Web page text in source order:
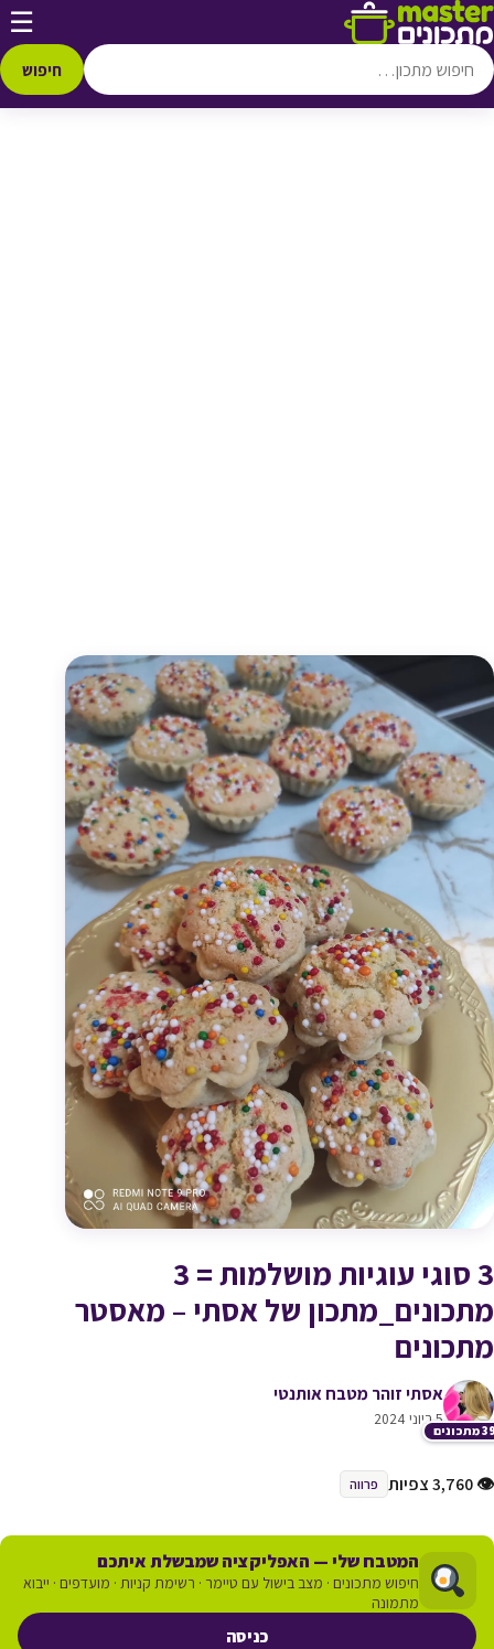
דלג לתוכן ☰
חיפוש
3 סוגי עוגיות מושלמות = 3
מתכונים_מתכון של אסתי – מאסטר
מתכונים
אסתי זוהר מטבח אותנטי
5 ביוני 2024
♥ הוספה
👁 3,760 צפיות פרווה
המטבח שלי — האפליקציה שמבשלת איתכם
חיפוש מתכונים · מצב בישול עם טיימר · רשימת קניות · מועדפים · ייבוא
מתמונה
כניסה